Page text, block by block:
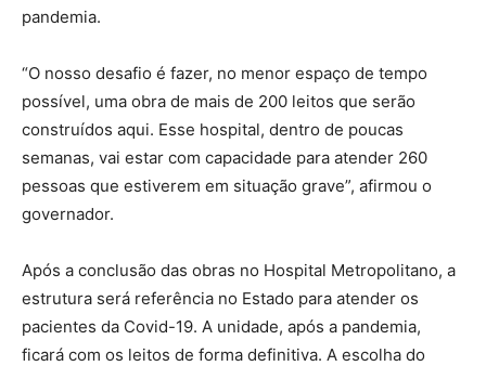
pandemia.
“O nosso desafio é fazer, no menor espaço de tempo
possível, uma obra de mais de 200 leitos que serão
construídos aqui. Esse hospital, dentro de poucas
semanas, vai estar com capacidade para atender 260
pessoas que estiverem em situação grave”, afirmou o
governador.
Após a conclusão das obras no Hospital Metropolitano, a
estrutura será referência no Estado para atender os
pacientes da Covid-19. A unidade, após a pandemia,
ficará com os leitos de forma definitiva. A escolha do